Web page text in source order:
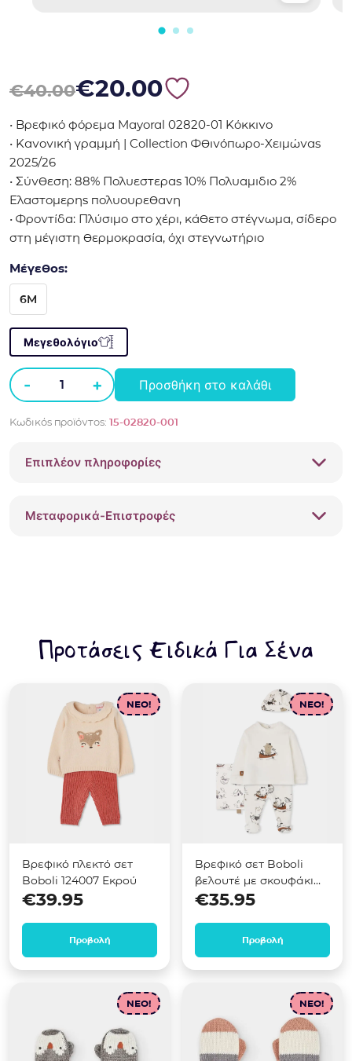
€40.00
Original price was: €40.00.
€20.00
Η τρέχουσα τιμή είναι: €20.00.
• Βρεφικό φόρεμα Mayoral 02820-01 Κόκκινο
• Κανονική γραμμή | Collection Φθινόπωρο-Χειμώνας
2025/26
• Σύνθεση: 88% Πολυεστερας 10% Πολυαμιδιο 2%
Ελαστομερης πολυουρεθανη
• Φροντίδα: Πλύσιμο στο χέρι, κάθετο στέγνωμα, σίδερο
στη μέγιστη θερμοκρασία, όχι στεγνωτήριο
Μέγεθος:
6M
Μεγεθολόγιο
-
Βρεφικό
Mayoral
+ Προσθήκη στο καλάθι
Κωδικός προϊόντος: 15-02820-001
Επιπλέον πληροφορίες
Μεταφορικά-Επιστροφές
Προτάσεις Ειδικά Για Σένα
NEO!
Βρεφικό πλεκτό σετ
Boboli 124007 Εκρού
€39.95
Προβολή
NEO!
Βρεφικό σετ Boboli
βελουτέ με σκουφάκι
244055 Εκρού
€35.95
Προβολή
NEO! NEO!